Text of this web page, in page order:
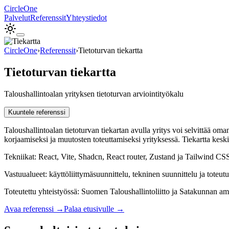
CircleOne
PalvelutReferenssitYhteystiedot
CircleOne›Referenssit›Tietoturvan tiekartta
Tietoturvan tiekartta
Taloushallintoalan yrityksen tietoturvan arviointityökalu
Kuuntele referenssi
Taloushallintoalan tietoturvan tiekartan avulla yritys voi selvittää
korjaamiseksi ja muutosten toteuttamiseksi yrityksessä. Tiekartta
Tekniikat: React, Vite, Shadcn, React router, Zustand ja Tailwind
Vastuualueet: käyttöliittymäsuunnittelu, tekninen suunnittelu ja
Toteutettu yhteistyössä: Suomen Taloushallintoliitto ja Satakunnan
Avaa referenssi →Palaa etusivulle →